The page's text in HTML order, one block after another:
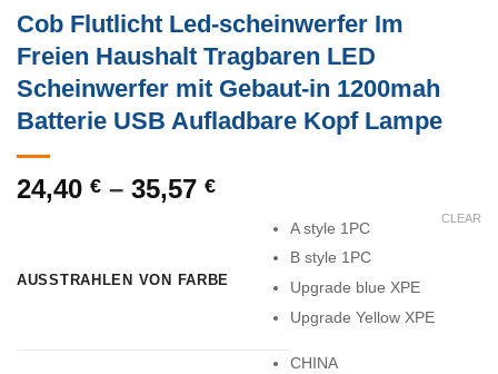
Cob Flutlicht Led-scheinwerfer Im
Freien Haushalt Tragbaren LED
Scheinwerfer mit Gebaut-in 1200mah
Batterie USB Aufladbare Kopf Lampe
24,40 € – 35,57 €
AUSSTRAHLEN VON FARBE
A style 1PC
B style 1PC
Upgrade blue XPE
Upgrade Yellow XPE
CHINA
CLEAR